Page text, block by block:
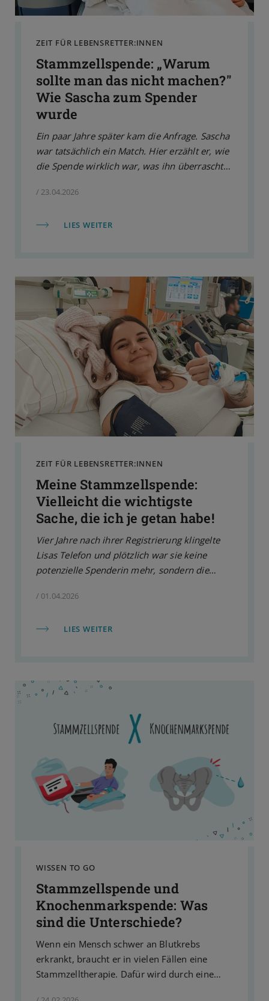
ZEIT FÜR LEBENSRETTER:INNEN
Stammzellspende: „Warum
sollte man das nicht machen?"
Wie Sascha zum Spender
wurde
Ein paar Jahre später kam die Anfrage. Sascha
war tatsächlich ein Match. Hier erzählt er, wie
die Spende wirklich war, was ihn überrascht
würde.
/ 23.04.2026
LIES WEITER
ZEIT FÜR LEBENSRETTER:INNEN
Meine Stammzellspende:
Vielleicht die wichtigste
Sache, die ich je getan habe!
Vier Jahre nach ihrer Registrierung klingelte
Lisas Telefon und plötzlich war sie keine
potenzielle Spenderin mehr, sondern die
ein neues Leben. Hier erzählt die 20-Jährige,
sie es jederzeit wieder tun würde.
/ 01.04.2026
LIES WEITER
WISSEN TO GO
Stammzellspende und
Knochenmarkspende: Was
sind die Unterschiede?
Wenn ein Mensch schwer an Blutkrebs
erkrankt, braucht er in vielen Fällen eine
Stammzelltherapie. Dafür wird durch eine